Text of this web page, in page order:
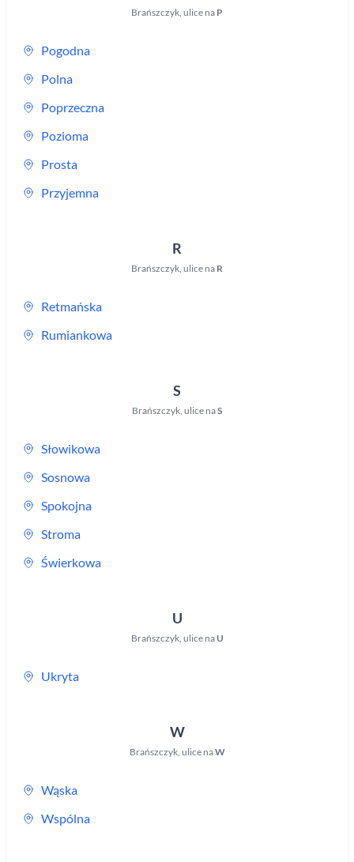
Brańszczyk, ulice na P
Pogodna
Polna
Poprzeczna
Pozioma
Prosta
Przyjemna
R
Brańszczyk, ulice na R
Retmańska
Rumiankowa
S
Brańszczyk, ulice naS
Słowikowa
Sosnowa
Spokojna
Stroma
Świerkowa
U
Brańszczyk, ulice naU
Ukryta
W
Brańszczyk, ulice naW
Wąska
Wspólna